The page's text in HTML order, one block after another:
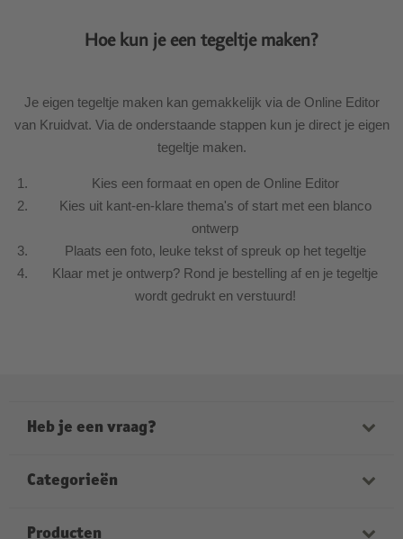
Hoe kun je een tegeltje maken?
Je eigen tegeltje maken kan gemakkelijk via de Online Editor
van Kruidvat. Via de onderstaande stappen kun je direct je eigen
tegeltje maken.
Kies een formaat en open de Online Editor
Kies uit kant-en-klare thema's of start met een blanco
ontwerp
Plaats een foto, leuke tekst of spreuk op het tegeltje
Klaar met je ontwerp? Rond je bestelling af en je tegeltje
wordt gedrukt en verstuurd!
Heb je een vraag?
openingstijden zijn:
zondag van 12:00 tot 18:00
Categorieën
Fotoboeken
Producten